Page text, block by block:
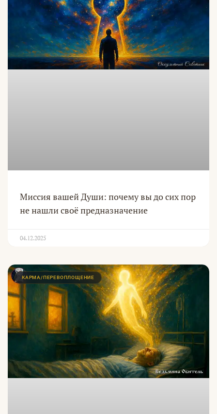
Миссия вашей Души: почему вы до сих пор
не нашли своё предназначение
04.12.2025
КАРМА/ПЕРЕВОПЛОЩЕНИЕ